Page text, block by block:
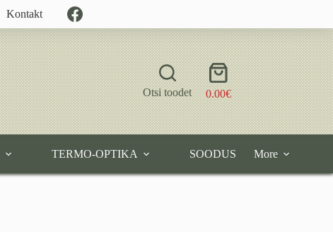
Kontakt
Otsi toodet
Shopping
cart
0.00€
TERMO-OPTIKA SOODUS More